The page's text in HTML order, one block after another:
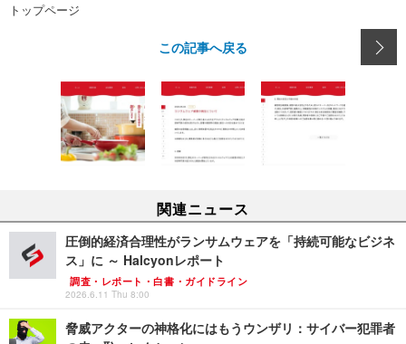
トップページ
この記事へ戻る
関連ニュース
圧倒的経済合理性がランサムウェアを「持続可能なビジネ
ス」に ～ Halcyonレポート
調査・レポート・白書・ガイドライン
2026.6.11 Thu 8:00
脅威アクターの神格化にはもうウンザリ：サイバー犯罪者